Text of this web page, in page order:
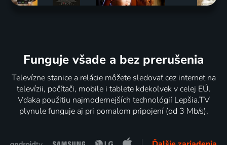
Funguje všade a bez prerušenia
Televízne stanice a relácie môžete sledovať cez internet na
televízii, počítači, mobile i tablete kdekoľvek v celej EÚ.
Vďaka použitiu najmodernejších technológií Lepšia.TV
plynule funguje aj pri pomalom pripojení (od 3 Mb/s).